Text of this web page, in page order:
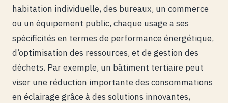
habitation individuelle, des bureaux, un commerce
ou un équipement public, chaque usage a ses
spécificités en termes de performance énergétique,
d’optimisation des ressources, et de gestion des
déchets. Par exemple, un bâtiment tertiaire peut
viser une réduction importante des consommations
en éclairage grâce à des solutions innovantes,